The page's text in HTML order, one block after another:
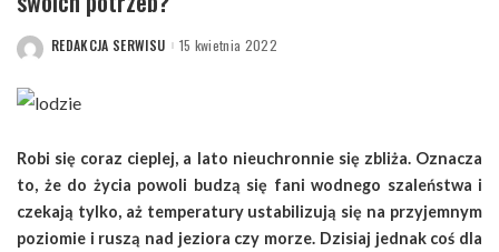
POSTED
REDAKCJA SERWISU 15 kwietnia 2022
Robi się coraz cieplej, a lato nieuchronnie się zbliża. Oznacza
to, że do życia powoli budzą się fani wodnego szaleństwa i
czekają tylko, aż temperatury ustabilizują się na przyjemnym
poziomie i ruszą nad jeziora czy morze. Dzisiaj jednak coś dla